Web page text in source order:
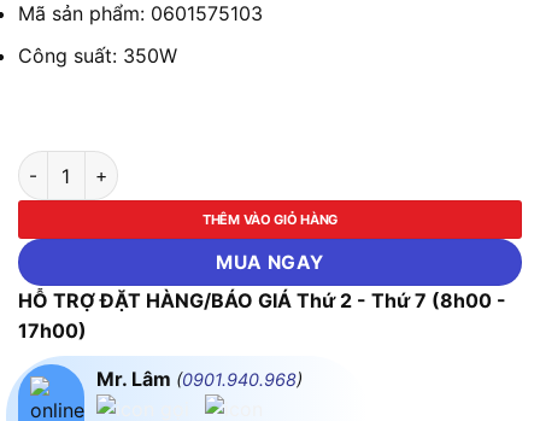
Mã sản phẩm: 0601575103
Công suất: 350W
Máy cắt xốp Bosch GSG 300 số lượng
THÊM VÀO GIỎ HÀNG
MUA NGAY
HỖ TRỢ ĐẶT HÀNG/BÁO GIÁ Thứ 2 - Thứ 7 (8h00 -
17h00)
Mr. Lâm (0901.940.968)